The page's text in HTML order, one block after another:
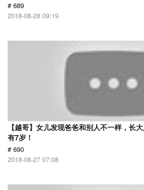
# 689
2018-08-28 09:19
【越哥】女儿发现爸爸和别人不一样，长
有7岁！
# 690
2018-08-27 07:08